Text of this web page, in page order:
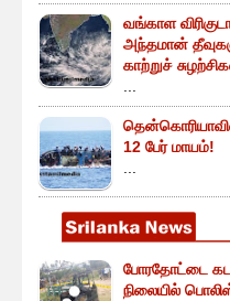
வங்காள
அந்தமான்
காற்றுச்
...
12 பேர் மாயம்!
...
போரதோட்டை
நிலையில்